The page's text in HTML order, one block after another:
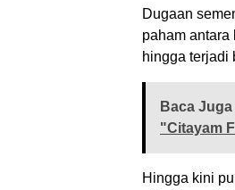
Dugaan
paham
hingga terjadi
Baca Juga
"Citayam
Hingga kini